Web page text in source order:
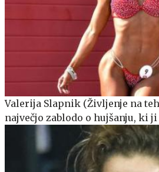
Valerija Slapnik (Življenje na
največjo zablodo o hujšanju, ki